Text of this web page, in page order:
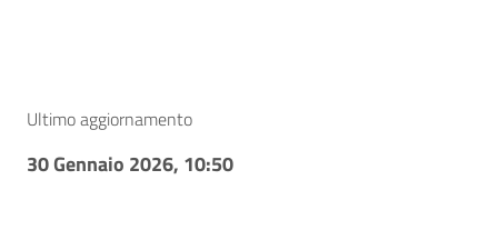
Ultimo aggiornamento
30 Gennaio 2026, 10:50